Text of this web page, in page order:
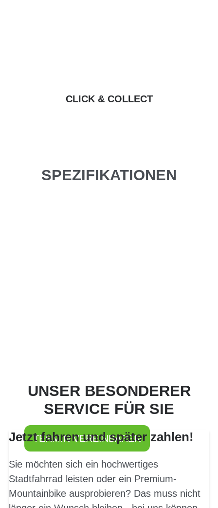
CLICK & COLLECT
SPEZIFIKATIONEN
PROBEFAHRT? JA,
SOFORT!
TERMIN VEREINBAREN
UNSER BESONDERER
SERVICE FÜR SIE
Jetzt fahren und später zahlen!
Sie möchten sich ein hochwertiges
Stadtfahrrad leisten oder ein Premium-
Mountainbike ausprobieren? Das muss nicht